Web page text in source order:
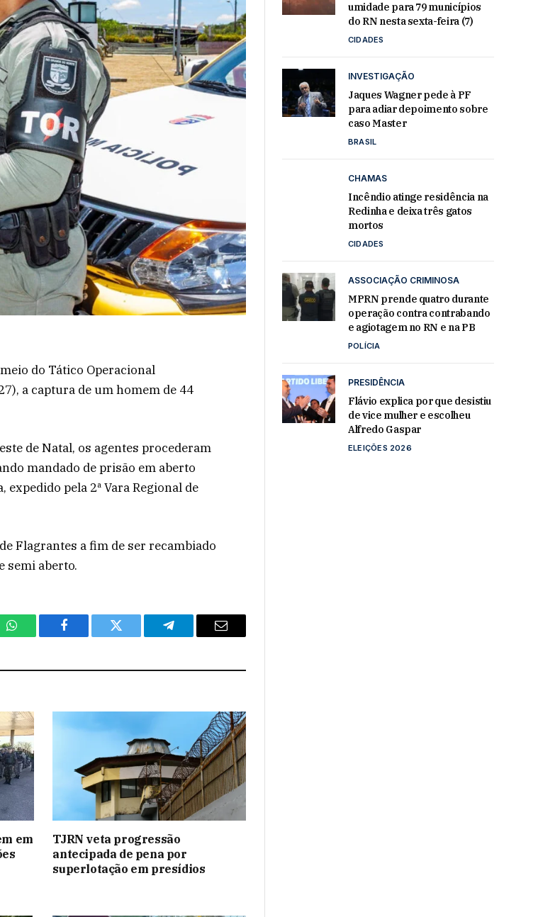
do Tático Operacional
a captura de um homem de 44
de Natal, os agentes procederam
mandado de prisão em aberto
pela 2ª Vara Regional de
Flagrantes a fim de ser recambiado
semi aberto.
WhatsAppFacebook Twitter Telegram Email
em
TJRN veta progressão
antecipada de pena por
superlotação em presídios
umidade para 79 municípios
do RN nesta sexta-feira (7)
CIDADES
INVESTIGAÇÃO
Jaques Wagner pede à PF
para adiar depoimento sobre
caso Master
BRASIL
CHAMAS
Incêndio atinge residência na
Redinha e deixa três gatos
mortos
CIDADES
ASSOCIAÇÃO CRIMINOSA
MPRN prende quatro durante
operação contra contrabando
e agiotagem no RN e na PB
POLÍCIA
PRESIDÊNCIA
Flávio explica por que desistiu
de vice mulher e escolheu
Alfredo Gaspar
ELEIÇÕES 2026